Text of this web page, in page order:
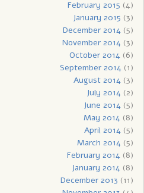
February 2015 (4)
January 2015 (3)
December 2014(5)
November 2014(3)
October 2014(6)
September 2014(1)
August 2014(3)
July 2014(2)
June 2014(5)
May 2014(8)
April 2014(5)
March 2014(5)
February 2014(8)
January 2014(8)
December 2013 (11)